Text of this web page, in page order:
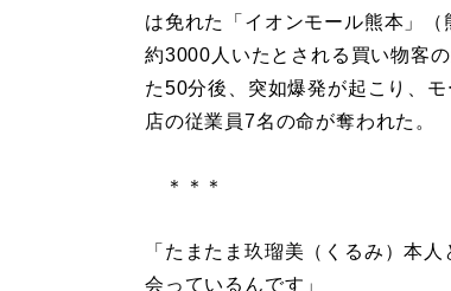
は免れた「イオンモール熊本」（
約3000人いたとされる買い物客
た50分後、突如爆発が起こり、
店の従業員7名の命が奪われた。
＊＊＊
「たまたま玖瑠美（くるみ）本
会っているんです」